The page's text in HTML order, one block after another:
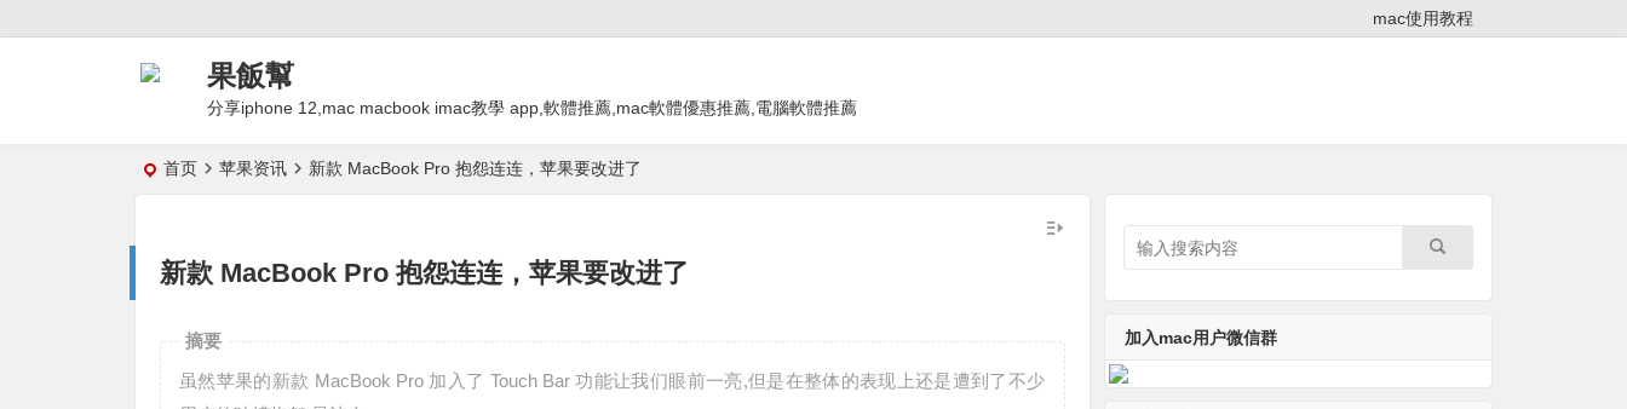
mac使用教程
果飯幫
分享iphone 12,mac macbook imac教學 app,軟體推薦,mac軟體優惠推薦,電腦軟體推薦
首页 苹果资讯 新款 MacBook Pro 抱怨连连，苹果要改进了
新款 MacBook Pro 抱怨连连，苹果要改进了
摘要
虽然苹果的新款 MacBook Pro 加入了 Touch Bar 功能让我们眼前一亮,但是在整体的表现上还是遭到了不少
加入mac用户微信群